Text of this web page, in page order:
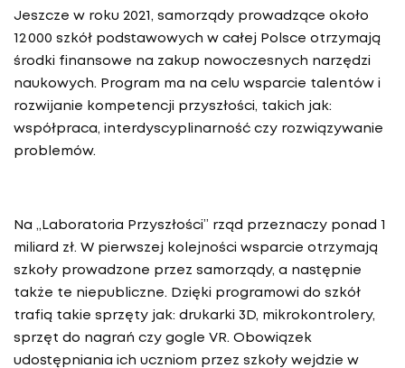
Jeszcze w roku 2021, samorządy prowadzące około
12 000 szkół podstawowych w całej Polsce otrzymają
środki finansowe na zakup nowoczesnych narzędzi
naukowych. Program ma na celu wsparcie talentów i
rozwijanie kompetencji przyszłości, takich jak:
współpraca, interdyscyplinarność czy rozwiązywanie
problemów.
Na „Laboratoria Przyszłości” rząd przeznaczy ponad 1
miliard zł. W pierwszej kolejności wsparcie otrzymają
szkoły prowadzone przez samorządy, a następnie
także te niepubliczne. Dzięki programowi do szkół
trafią takie sprzęty jak: drukarki 3D, mikrokontrolery,
sprzęt do nagrań czy gogle VR. Obowiązek
udostępniania ich uczniom przez szkoły wejdzie w